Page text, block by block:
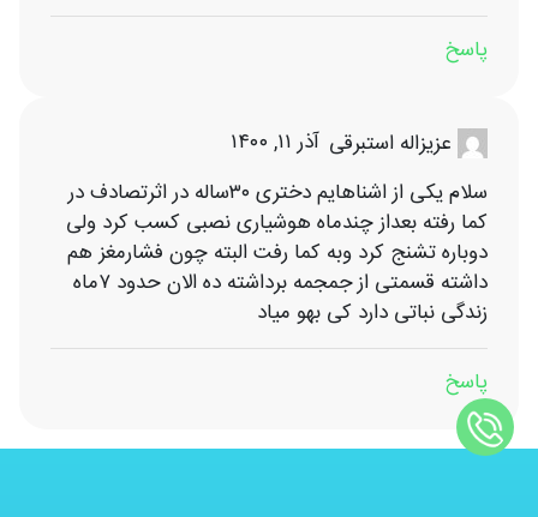
پاسخ
عزیزاله استبرقی آذر ۱۱, ۱۴۰۰
سلام یکی از اشناهایم دختری ۳۰ساله در اثرتصادف در
کما رفته بعداز چندماه هوشیاری نصبی کسب کرد ولی
دوباره تشنج کرد وبه کما رفت البته چون فشارمغز هم
داشته قسمتی از جمجمه برداشته ده الان حدود ۷ماه
زندگی نباتی دارد کی بهو میاد
پاسخ